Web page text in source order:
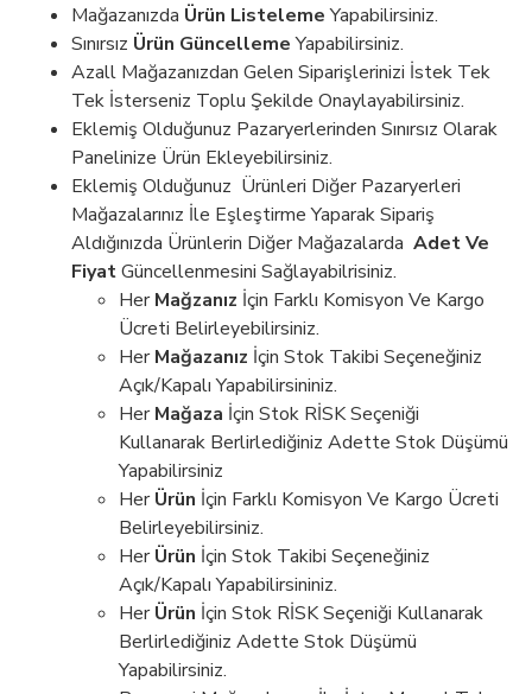
Mağazanızda Ürün ListelemeYapabilirsiniz.
Sınırsız Ürün GüncellemeYapabilirsiniz.
Azall Mağazanızdan Gelen Siparişlerinizi İstek Tek
Tek İsterseniz Toplu Şekilde Onaylayabilirsiniz.
Eklemiş Olduğunuz Pazaryerlerinden Sınırsız Olarak
Panelinize Ürün Ekleyebilirsiniz.
Eklemiş Olduğunuz Ürünleri Diğer Pazaryerleri
Mağazalarınız İle Eşleştirme Yaparak Sipariş
Aldığınızda Ürünlerin Diğer Mağazalarda Adet Ve
FiyatGüncellenmesini Sağlayabilrisiniz.
HerMağzanız İçin Farklı Komisyon Ve Kargo
Ücreti Belirleyebilirsiniz.
HerMağazanız İçin Stok Takibi Seçeneğiniz
Açık/Kapalı Yapabilirsininiz.
HerMağaza İçin Stok RİSK Seçeniği
Kullanarak Berlirlediğiniz Adette Stok Düşümü
Yapabilirsiniz
HerÜrün İçin Farklı Komisyon Ve Kargo Ücreti
Belirleyebilirsiniz.
HerÜrün İçin Stok Takibi Seçeneğiniz
Açık/Kapalı Yapabilirsininiz.
HerÜrün İçin Stok RİSK Seçeniği Kullanarak
Berlirlediğiniz Adette Stok Düşümü
Yapabilirsiniz.